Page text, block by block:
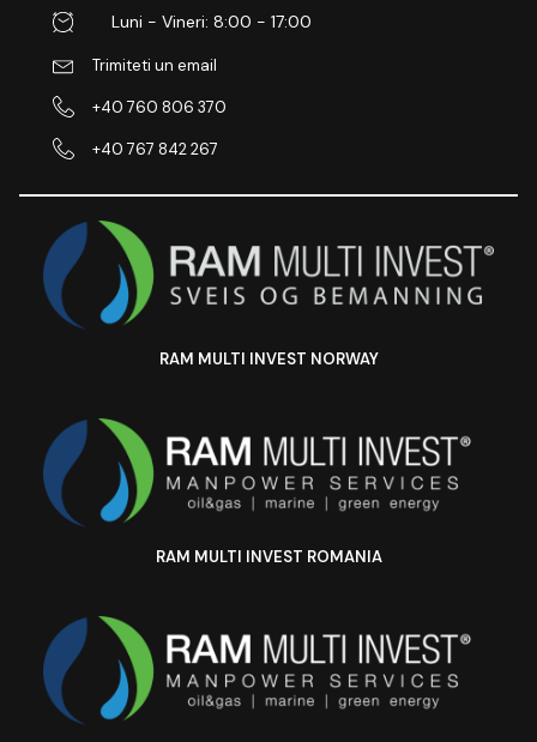
Luni - Vineri: 8:00 - 17:00
Trimiteti un email
+40 760 806 370
+40 767 842 267
RAM MULTI INVEST NORWAY
RAM MULTI INVEST ROMANIA